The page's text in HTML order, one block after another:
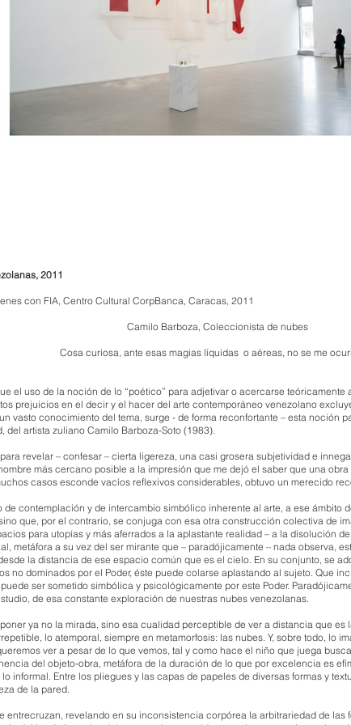
2011
con FIA, Centro Cultural CorpBanca, Caracas, 2011
Camilo Barboza, Coleccionista de nubes
Cosa curiosa, ante esas magias líquidas o aéreas, no se me
el uso de la noción de lo “poético” para adjetivar o acercarse
prejuicios en el decir y el hacer del arte contemporáneo venezolano
vasto conocimiento del tema, surge - de forma reconfortante – esta noción
del artista zuliano Camilo Barboza-Soto (1983).
revelar – confesar – cierta ligereza, una casi grosera subjetividad e
más cercano posible a la impresión que me dejó el saber que una
casos esconde vacíos reflexivos considerables, obtuvo un merecido
de contemplación y de intercambio simbólico inherente al arte, a ese
que, por el contrario, se conjuga con esa otra construcción colectiva de
para utopías y más aferrados a la aplastante realidad – a la disolución
metáfora a su vez del ser mirante que – paradójicamente – nada observa,
la distancia de ese espacio común que es el cielo. En su conjunto, se
no dominados por el Poder, éste puede colarse aplastando al sujeto. Que
ser sometido simbólica y psicológicamente por este Poder.
de esa constante exploración de nuestras nubes venezolanas.
ya no la mirada, sino esa cualidad perceptible de ver a distancia que
lo atemporal, siempre en metamorfosis: las nubes. Y, sobre todo, lo
ver a pesar de lo que vemos, tal y como hace el niño que juega
del objeto-obra, metáfora de la duración de lo que por excelencia es
informal. Entre los pliegues y las capas de papeles de diversas formas y
de la pared.
entrecruzan, revelando en su inconsistencia corpórea la arbitrariedad de